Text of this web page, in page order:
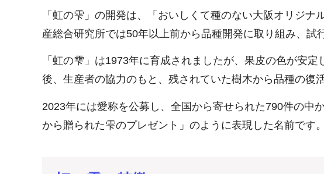
「虹の雫」の開発は、「おいしくて種のない大阪オリジ
産総合研究所では50年以上前から品種開発に取り組み、試
「虹の雫」は1973年に育成されましたが、果皮の色が安
後、生産者の協力のもと、残されていた樹木から品種の復
2023年には愛称を公募し、全国から寄せられた790件の中
から贈られた雫のプレゼント」のように表現した名前です。